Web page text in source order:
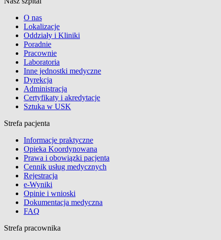
O nas
Lokalizacje
Oddziały i Kliniki
Poradnie
Pracownie
Laboratoria
Inne jednostki medyczne
Dyrekcja
Administracja
Certyfikaty i akredytacje
Sztuka w USK
Strefa pacjenta
Informacje praktyczne
Opieka Koordynowana
Prawa i obowiązki pacjenta
Cennik usług medycznych
Rejestracja
e-Wyniki
Opinie i wnioski
Dokumentacja medyczna
FAQ
Strefa pracownika